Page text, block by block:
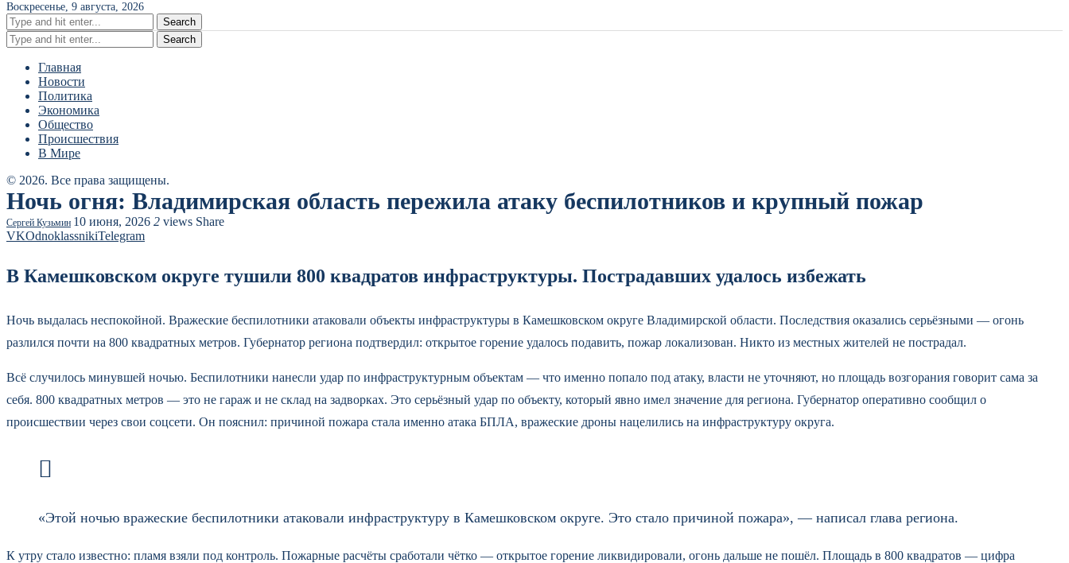
Воскресенье, 9 августа, 2026
Search
Search
Главная
Новости
Политика
Экономика
Общество
Происшествия
В Мире
© 2026. Все права защищены.
Ночь огня: Владимирская область пережила атаку беспилотников и крупный пожар
Сергей Кузьмин 10 июня, 2026 2 views Share
VKOdnoklassnikiTelegram
В Камешковском округе тушили 800 квадратов инфраструктуры. Пострадавших удалось избежать
Ночь выдалась неспокойной. Вражеские беспилотники атаковали объекты инфраструктуры в Камешковском округе Владимирской области. Последствия оказались серьёзными — огонь
разлился почти на 800 квадратных метров. Губернатор региона подтвердил: открытое горение удалось подавить, пожар локализован. Никто из местных жителей не пострадал.
Всё случилось минувшей ночью. Беспилотники нанесли удар по инфраструктурным объектам — что именно попало под атаку, власти не уточняют, но площадь возгорания говорит сама за
себя. 800 квадратных метров — это не гараж и не склад на задворках. Это серьёзный удар по объекту, который явно имел значение для региона. Губернатор оперативно сообщил о
происшествии через свои соцсети. Он пояснил: причиной пожара стала именно атака БПЛА, вражеские дроны нацелились на инфраструктуру округа.
«Этой ночью вражеские беспилотники атаковали инфраструктуру в Камешковском округе. Это стало причиной пожара», — написал глава региона.
К утру стало известно: пламя взяли под контроль. Пожарные расчёты сработали чётко — открытое горение ликвидировали, огонь дальше не пошёл. Площадь в 800 квадратов — цифра